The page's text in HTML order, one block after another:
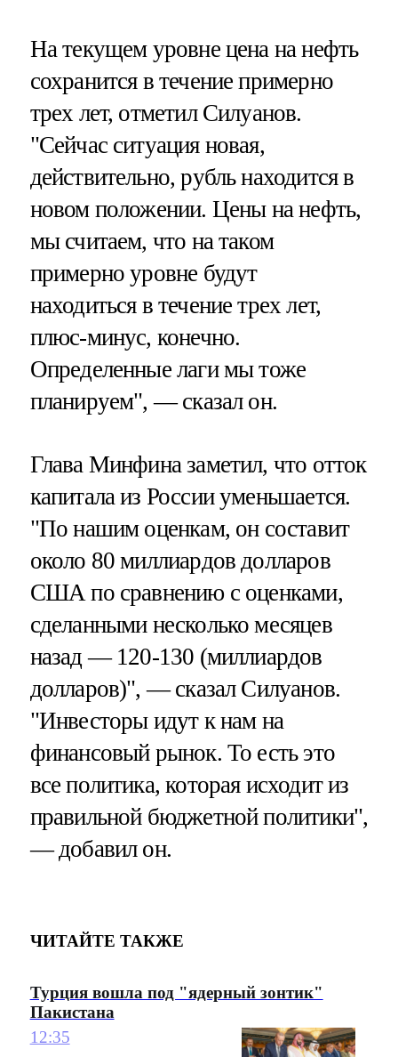
На текущем уровне цена на нефть
сохранится в течение примерно
трех лет, отметил Силуанов.
"Сейчас ситуация новая,
действительно, рубль находится в
новом положении. Цены на нефть,
мы считаем, что на таком
примерно уровне будут
находиться в течение трех лет,
плюс-минус, конечно.
Определенные лаги мы тоже
планируем", — сказал он.
Глава Минфина заметил, что отток
капитала из России уменьшается.
"По нашим оценкам, он составит
около 80 миллиардов долларов
США по сравнению с оценками,
сделанными несколько месяцев
назад — 120-130 (миллиардов
долларов)", — сказал Силуанов.
"Инвесторы идут к нам на
финансовый рынок. То есть это
все политика, которая исходит из
правильной бюджетной политики",
— добавил он.
ЧИТАЙТЕ ТАКЖЕ
Турция вошла под "ядерный зонтик"
Пакистана
12:35